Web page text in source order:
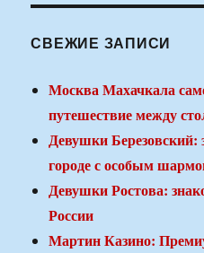
СВЕЖИЕ ЗАПИСИ
Москва Махачкала
путешествие между
Девушки Березовский:
городе с особым
Девушки Ростова:
России
Мартин Казино: